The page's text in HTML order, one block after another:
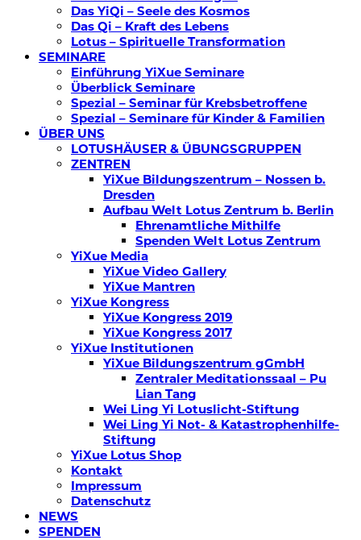
Das YiQi – Seele des Kosmos
Das Qi – Kraft des Lebens
Lotus – Spirituelle Transformation
SEMINARE
Einführung YiXue Seminare
Überblick Seminare
Spezial – Seminar für Krebsbetroffene
Spezial – Seminare für Kinder & Familien
ÜBER UNS
LOTUSHÄUSER & ÜBUNGSGRUPPEN
ZENTREN
YiXue Bildungszentrum – Nossen b.
Dresden
Aufbau Welt Lotus Zentrum b. Berlin
Ehrenamtliche Mithilfe
Spenden Welt Lotus Zentrum
YiXue Media
YiXue Video Gallery
YiXue Mantren
YiXue Kongress
YiXue Kongress 2019
YiXue Kongress 2017
YiXue Institutionen
YiXue Bildungszentrum gGmbH
Zentraler Meditationssaal – Pu
Lian Tang
Wei Ling Yi Lotuslicht-Stiftung
Wei Ling Yi Not- & Katastrophenhilfe-
Stiftung
YiXue Lotus Shop
Kontakt
Impressum
Datenschutz
NEWS
SPENDEN